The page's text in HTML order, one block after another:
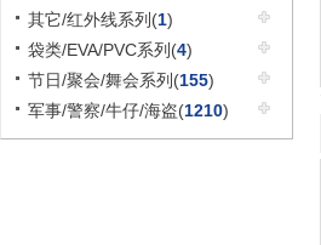
其它/红外线系列(1)
袋类/EVA/PVC系列(4)
节日/聚会/舞会系列(155)
军事/警察/牛仔/海盗(1210)